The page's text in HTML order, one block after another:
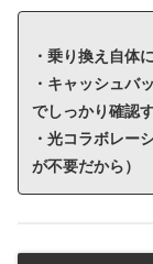
・乗り換え自体
・キャッシュバ
でしっかり確認
・光コラボレー
が不要だから）